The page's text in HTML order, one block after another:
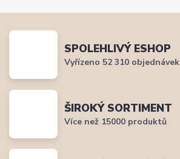
SPOLEHLIVÝ ESHOP
Vyřízeno 52 310 objednávek
ŠIROKÝ SORTIMENT
Více než 15000 produktů